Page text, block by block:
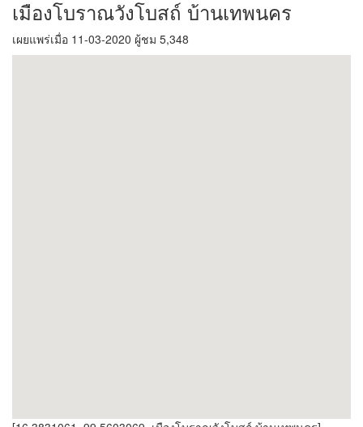
เมืองโบราณวังโบสถ์ บ้านเทพนคร
เผยแพร่เมื่อ 11-03-2020 ผู้ชม 5,348